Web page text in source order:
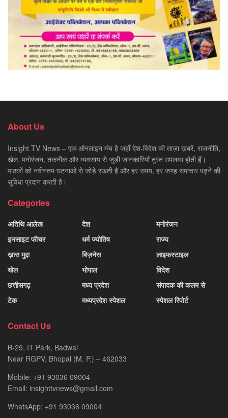
About Us
Insight TV News – एक ऑनलाइन मंच है जहाँ देश-विदेश की ताज़ा ख़बरें, राजनीति,
खेल, मनोरंजन, तकनीक और व्यवसाय से जुड़ी जानकारियाँ तुरंत उपलब्ध होती हैं।
पाठकों को नवीनतम घटनाओं से जोड़े रखती है और हर समय, हर जगह समाचार पढ़ने की
सुविधा प्रदान करती है।
Categories
अतिथि आलेख
इनसाइट फीचर
ख़ास मुद्दा
खेल
छत्तीसगढ़
टेक
देश
धर्म ज्योतिष
बिज़नेस
भोपाल
मध्य प्रदेश
मध्यप्रदेश स्पेशल
मनोरंजन
राज्य
लाइफस्टाइल
विदेश
संपादक की कलम से
स्पेशल रिपोर्ट
Contact Us
B-29, IT Park, Badwai
Near RGPV, Bhopal (M. P.) – 462033
Mobile: +91 93036 09004
Email: insighttvnews@gmail.com
WhatsApp: +91 93036 09004